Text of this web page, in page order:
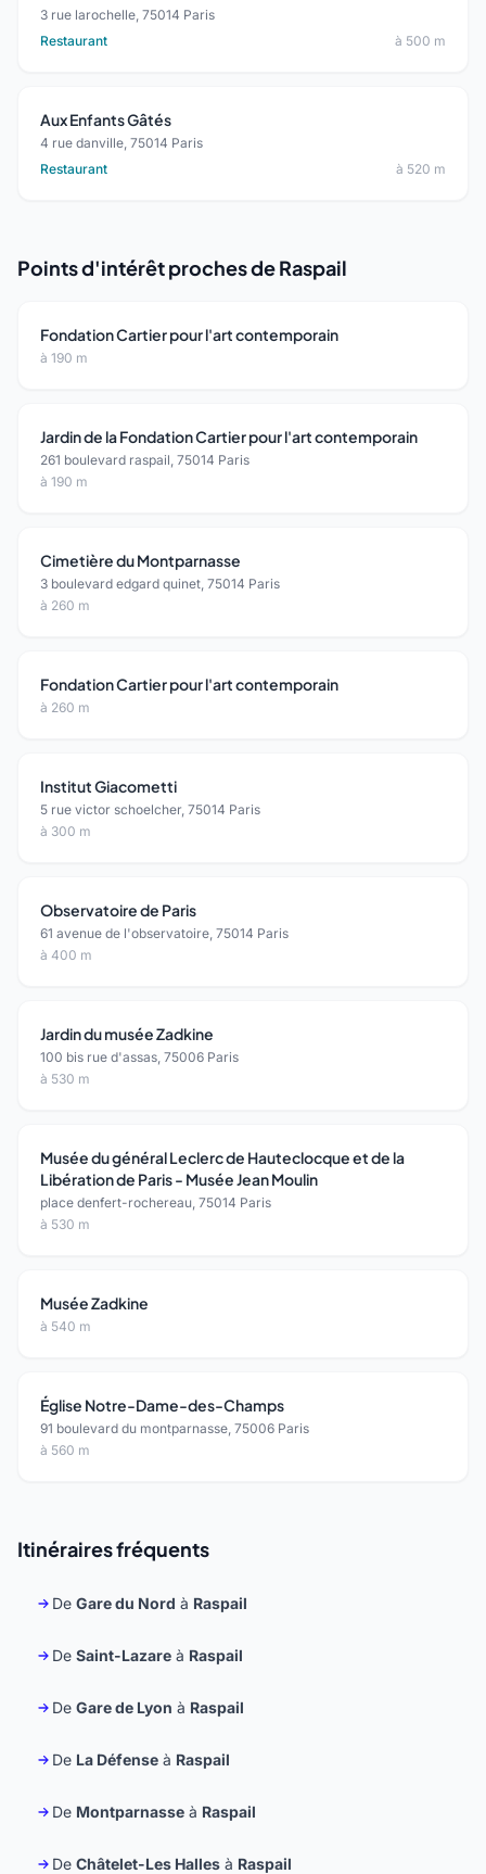
3 rue larochelle, 75014 Paris
Restaurant
à 500 m
Aux Enfants Gâtés
4 rue danville, 75014 Paris
Restaurant
à 520 m
Points d'intérêt proches de Raspail
Fondation Cartier pour l'art contemporain
à 190 m
Jardin de la Fondation Cartier pour l'art contemporain
261 boulevard raspail, 75014 Paris
à 190 m
Cimetière du Montparnasse
3 boulevard edgard quinet, 75014 Paris
à 260 m
Fondation Cartier pour l'art contemporain
à 260 m
Institut Giacometti
5 rue victor schoelcher, 75014 Paris
à 300 m
Observatoire de Paris
61 avenue de l'observatoire, 75014 Paris
à 400 m
Jardin du musée Zadkine
100 bis rue d'assas, 75006 Paris
à 530 m
Musée du général Leclerc de Hauteclocque et de la
Libération de Paris - Musée Jean Moulin
place denfert-rochereau, 75014 Paris
à 530 m
Musée Zadkine
à 540 m
Église Notre-Dame-des-Champs
91 boulevard du montparnasse, 75006 Paris
à 560 m
Itinéraires fréquents
De Gare du Nord à Raspail
De Saint-Lazare à Raspail
De Gare de Lyon à Raspail
De La Défense à Raspail
De Montparnasse à Raspail
De Châtelet-Les Halles à Raspail